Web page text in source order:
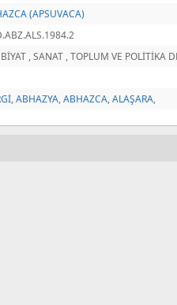
(APSUVACA)
, SANAT , TOPLUM VE POLİTİKA
,ABHAZYA,ABHAZCA,ALAŞARA,